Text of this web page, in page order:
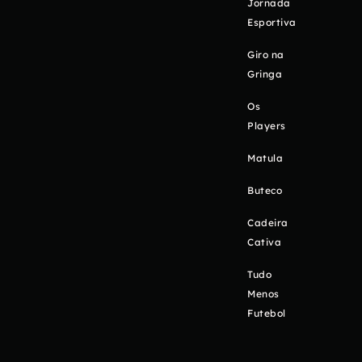
Jornada
Esportiva
Giro na
Gringa
Os
Players
Matula
Buteco
Cadeira
Cativa
Tudo
Menos
Futebol